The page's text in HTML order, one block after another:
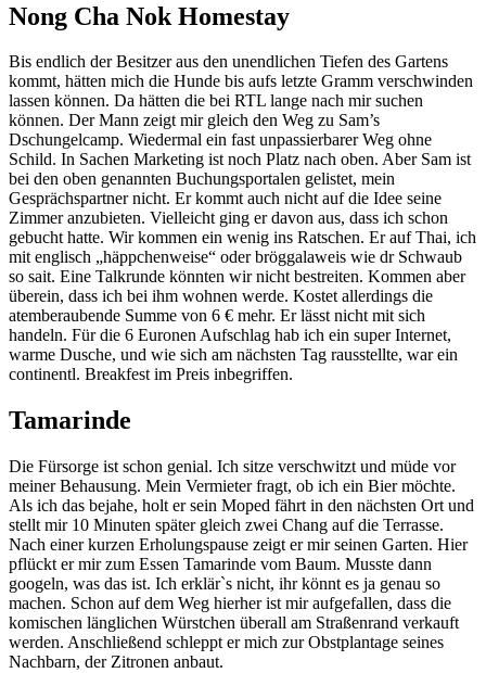
Nong Cha Nok Homestay
Bis endlich der Besitzer aus den unendlichen Tiefen des Gartens
kommt, hätten mich die Hunde bis aufs letzte Gramm verschwinden
lassen können. Da hätten die bei RTL lange nach mir suchen
können. Der Mann zeigt mir gleich den Weg zu Sam’s
Dschungelcamp. Wiedermal ein fast unpassierbarer Weg ohne
Schild. In Sachen Marketing ist noch Platz nach oben. Aber Sam ist
bei den oben genannten Buchungsportalen gelistet, mein
Gesprächspartner nicht. Er kommt auch nicht auf die Idee seine
Zimmer anzubieten. Vielleicht ging er davon aus, dass ich schon
gebucht hatte. Wir kommen ein wenig ins Ratschen. Er auf Thai, ich
mit englisch „häppchenweise“ oder bröggalaweis wie dr Schwaub
so sait. Eine Talkrunde könnten wir nicht bestreiten. Kommen aber
überein, dass ich bei ihm wohnen werde. Kostet allerdings die
atemberaubende Summe von 6 € mehr. Er lässt nicht mit sich
handeln. Für die 6 Euronen Aufschlag hab ich ein super Internet,
warme Dusche, und wie sich am nächsten Tag rausstellte, war ein
continentl. Breakfest im Preis inbegriffen.
Tamarinde
Die Fürsorge ist schon genial. Ich sitze verschwitzt und müde vor
meiner Behausung. Mein Vermieter fragt, ob ich ein Bier möchte.
Als ich das bejahe, holt er sein Moped fährt in den nächsten Ort und
stellt mir 10 Minuten später gleich zwei Chang auf die Terrasse.
Nach einer kurzen Erholungspause zeigt er mir seinen Garten. Hier
pflückt er mir zum Essen Tamarinde vom Baum. Musste dann
googeln, was das ist. Ich erklär`s nicht, ihr könnt es ja genau so
machen. Schon auf dem Weg hierher ist mir aufgefallen, dass die
komischen länglichen Würstchen überall am Straßenrand verkauft
werden. Anschließend schleppt er mich zur Obstplantage seines
Nachbarn, der Zitronen anbaut.